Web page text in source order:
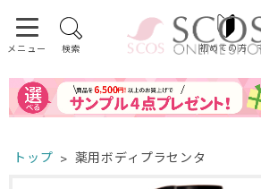
メニュー 検索 初めての方
トップ 薬用ボディプラセンタ